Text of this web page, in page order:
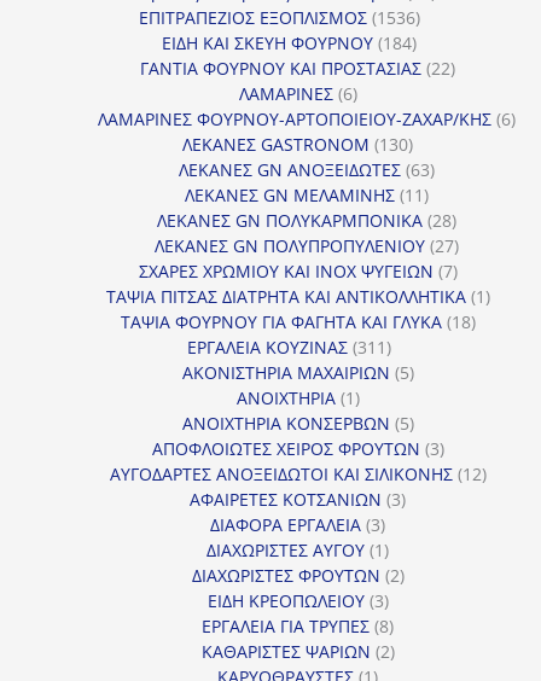
ΕΠΙΤΡΑΠΕΖΙΟΣ ΕΞΟΠΛΙΣΜΟΣ 15361536
προϊόντα
ΕΙΔΗ ΚΑΙ ΣΚΕΥΗ ΦΟΥΡΝΟΥ 184184
προϊόντα
ΓΑΝΤΙΑ ΦΟΥΡΝΟΥ ΚΑΙ ΠΡΟΣΤΑΣΙΑΣ 2222
ΛΑΜΑΡΙΝΕΣ 66
προϊόντα
ΛΑΜΑΡΙΝΕΣ ΦΟΥΡΝΟΥ-ΑΡΤΟΠΟΙΕΙΟΥ-ΖΑΧΑΡ/ΚΗΣ 66
ΛΕΚΑΝΕΣ GASTRONOM 130130
προϊόντα
ΛΕΚΑΝΕΣ GN ΑΝΟΞΕΙΔΩΤΕΣ 6363
ΛΕΚΑΝΕΣ GN ΜΕΛΑΜΙΝΗΣ 1111
προϊόντα
ΛΕΚΑΝΕΣ GN ΠΟΛΥΚΑΡΜΠΟΝΙΚΑ 2828
προϊόντα
ΛΕΚΑΝΕΣ GN ΠΟΛΥΠΡΟΠΥΛΕΝΙΟΥ 2727
προϊόντα
ΣΧΑΡΕΣ ΧΡΩΜΙΟΥ ΚΑΙ INOX ΨΥΓΕΙΩΝ 77
προϊόντα
ΤΑΨΙΑ ΠΙΤΣΑΣ ΔΙΑΤΡΗΤΑ ΚΑΙ ΑΝΤΙΚΟΛΛΗΤΙΚΑ 11
ΤΑΨΙΑ ΦΟΥΡΝΟΥ ΓΙΑ ΦΑΓΗΤΑ ΚΑΙ ΓΛΥΚΑ 1818
ΕΡΓΑΛΕΙΑ ΚΟΥΖΙΝΑΣ 311311
προϊόντα
ΑΚΟΝΙΣΤΗΡΙΑ ΜΑΧΑΙΡΙΩΝ 55
ΑΝΟΙΧΤΗΡΙΑ 11
προϊόν
ΑΝΟΙΧΤΗΡΙΑ ΚΟΝΣΕΡΒΩΝ 55
προϊόντα
ΑΠΟΦΛΟΙΩΤΕΣ ΧΕΙΡΟΣ ΦΡΟΥΤΩΝ 33
προϊόντα
ΑΥΓΟΔΑΡΤΕΣ ΑΝΟΞΕΙΔΩΤΟΙ ΚΑΙ ΣΙΛΙΚΟΝΗΣ 1212
ΑΦΑΙΡΕΤΕΣ ΚΟΤΣΑΝΙΩΝ 33
ΔΙΑΦΟΡΑ ΕΡΓΑΛΕΙΑ 33
προϊόντα
ΔΙΑΧΩΡΙΣΤΕΣ ΑΥΓΟΥ 11
προϊόν
ΔΙΑΧΩΡΙΣΤΕΣ ΦΡΟΥΤΩΝ 22
ΕΙΔΗ ΚΡΕΟΠΩΛΕΙΟΥ 33
προϊόντα
ΕΡΓΑΛΕΙΑ ΓΙΑ ΤΡΥΠΕΣ 88
προϊόντα
ΚΑΘΑΡΙΣΤΕΣ ΨΑΡΙΩΝ 22
1